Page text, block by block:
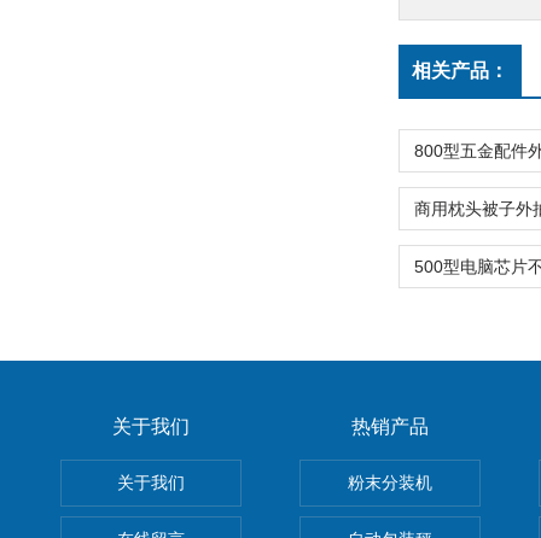
相关产品：
关于我们
关于我们
热销产品
粉末分装机